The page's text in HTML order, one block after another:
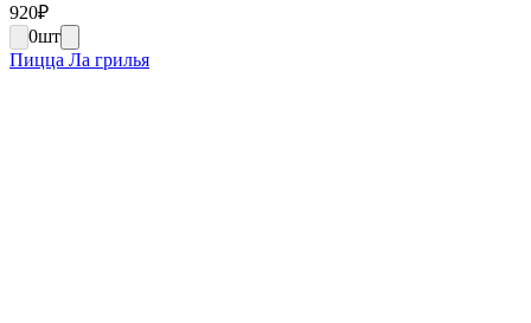
920₽
0шт
Пицца Ла грилья